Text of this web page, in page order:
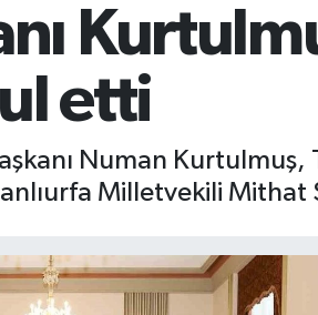
etti
Numan Kurtulmuş,
Milletvekili Mithat